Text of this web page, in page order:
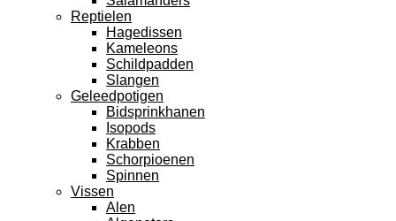
Reptielen
Hagedissen
Kameleons
Schildpadden
Slangen
Geleedpotigen
Bidsprinkhanen
Isopods
Krabben
Schorpioenen
Spinnen
Vissen
Alen